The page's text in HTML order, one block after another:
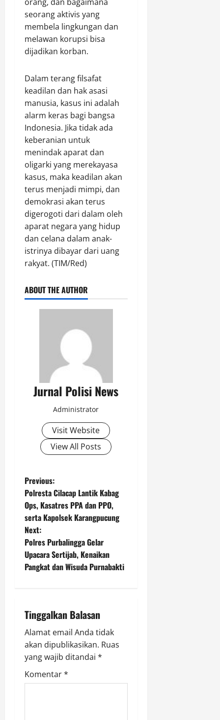
seorang aktivis yang
membela lingkungan dan
melawan korupsi bisa
dijadikan korban.
Dalam terang filsafat
keadilan dan hak asasi
manusia, kasus ini adalah
alarm keras bagi bangsa
Indonesia. Jika tidak ada
keberanian untuk
menindak aparat dan
oligarki yang merekayasa
kasus, maka keadilan akan
terus menjadi mimpi, dan
demokrasi akan terus
digerogoti dari dalam oleh
aparat negara yang hidup
dan celana dalam anak-
istrinya dibayar dari uang
rakyat. (TIM/Red)
ABOUT THE AUTHOR
Jurnal Polisi News
Administrator
Visit Website
View All Posts
P
o
s
t
n
v
i
g
a
t
Previous:
Polresta Cilacap Lantik Kabag
Ops, Kasatres PPA dan PPO,
serta Kapolsek Karangpucung
Next:
Polres Purbalingga Gelar
Upacara Sertijab, Kenaikan
Pangkat dan Wisuda Purnabakti
Tinggalkan Balasan
Alamat email Anda tidak
akan dipublikasikan. Ruas
yang wajib ditandai *
Komentar*